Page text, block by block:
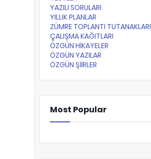
YAZILI SORULARI
YILLIK PLANLAR
ZÜMRE TOPLANTI TUTANAKLARI
ÇALIŞMA KAĞITLARI
ÖZGÜN HİKAYELER
ÖZGÜN YAZILAR
ÖZGÜN ŞİİRLER
Most Popular